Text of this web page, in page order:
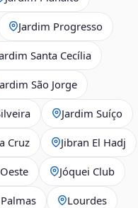
Jardim Progresso
Santa Cecília
São Jorge
Jardim Suíço
Cruz Jibran El Hadj
Jóquei Club
Lourdes